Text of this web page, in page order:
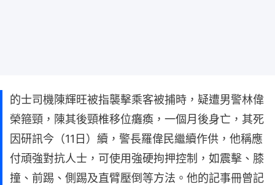
的士司機陳輝旺被指襲擊乘客被捕時，疑遭男警林偉
榮箍頸，陳其後頸椎移位癱瘓，一個月後身亡，其死
因研訊今（11日）續，警長羅偉民繼續作供，他稱應
付頑強對抗人士，可使用強硬拘押控制，如震擊、膝
撞、前踢、側踢及直臂壓倒等方法。他的記事冊曾記